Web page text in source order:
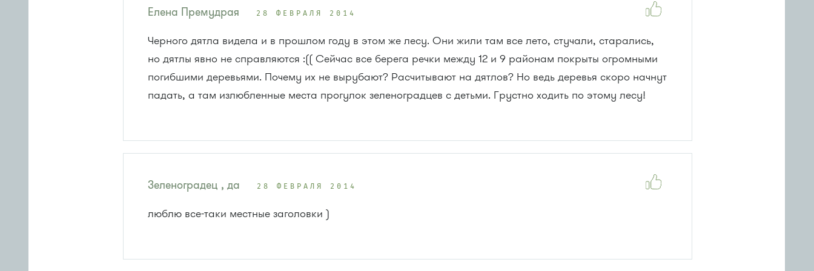
Елена Премудрая 28 ФЕВРАЛЯ 2014
Черного дятла видела и в прошлом году в этом же лесу. Они жили там все лето, стучали, старались,
но дятлы явно не справляются :(( Сейчас все берега речки между 12 и 9 районам покрыты огромными
погибшими деревьями. Почему их не вырубают? Расчитывают на дятлов? Но ведь деревья скоро начнут
падать, а там излюбленные места прогулок зеленоградцев с детьми. Грустно ходить по этому лесу!
Зеленоградец , да 28 ФЕВРАЛЯ 2014
люблю все-таки местные заголовки )